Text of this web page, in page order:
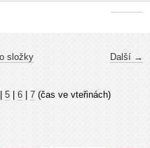
Další →
složky
5 6 7 (čas ve vteřinách)